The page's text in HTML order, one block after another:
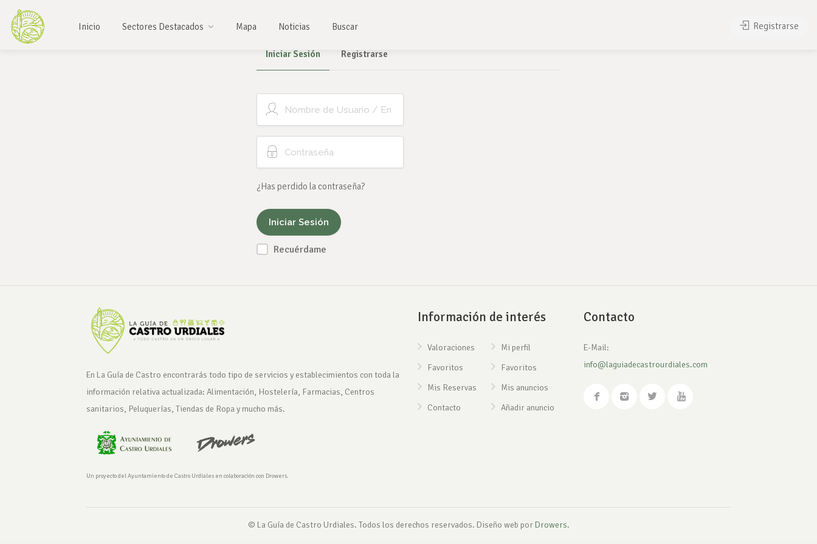
Inicio Sectores Destacados Mapa Noticias Buscar Registrarse
Iniciar Sesión Registrarse
¿Has perdido la contraseña?
Recuérdame
En La Guía de Castro encontrarás todo tipo de servicios y establecimientos con toda la
información relativa actualizada: Alimentación, Hostelería, Farmacias, Centros
sanitarios, Peluquerías, Tiendas de Ropa y mucho más.
Un proyecto del Ayuntamiento de Castro Urdiales en colaboración con Drowers.
Información de interés
Valoraciones
Favoritos
Mis Reservas
Contacto
Mi perfil
Favoritos
Mis anuncios
Añadir anuncio
Contacto
E-Mail:
info@laguiadecastrourdiales.com
© La Guía de Castro Urdiales. Todos los derechos reservados. Diseño web por Drowers.